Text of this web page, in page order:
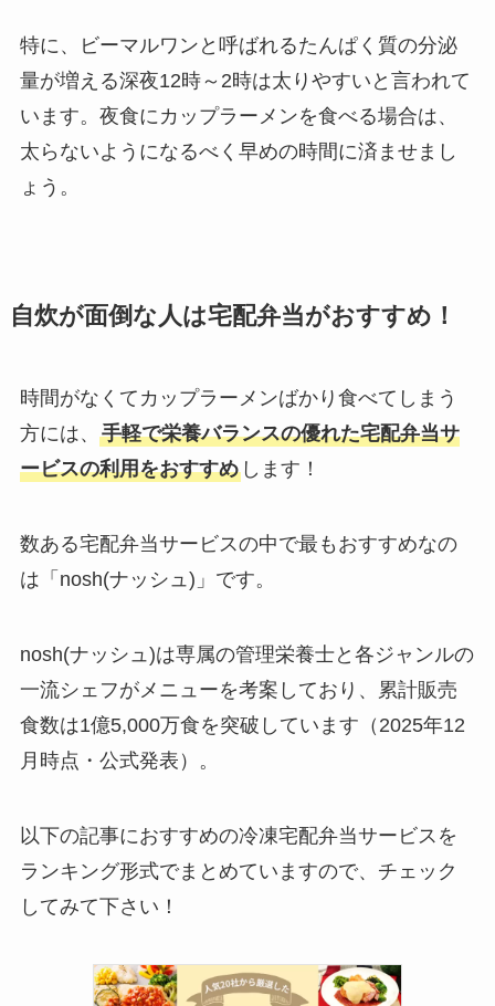
特に、ビーマルワンと呼ばれるたんぱく質の分泌
量が増える深夜12時～2時は太りやすいと言われて
います。夜食にカップラーメンを食べる場合は、
太らないようになるべく早めの時間に済ませまし
ょう。
自炊が面倒な人は宅配弁当がおすすめ！
時間がなくてカップラーメンばかり食べてしまう
方には、 手軽で栄養バランスの優れた宅配弁当サ
ービスの利用をおすすめします！
数ある宅配弁当サービスの中で最もおすすめなの
は「nosh(ナッシュ)」です。
nosh(ナッシュ)は専属の管理栄養士と各ジャンルの
一流シェフがメニューを考案しており、累計販売
食数は1億5,000万食を突破しています（2025年12
月時点・公式発表）。
以下の記事におすすめの冷凍宅配弁当サービスを
ランキング形式でまとめていますので、チェック
してみて下さい！